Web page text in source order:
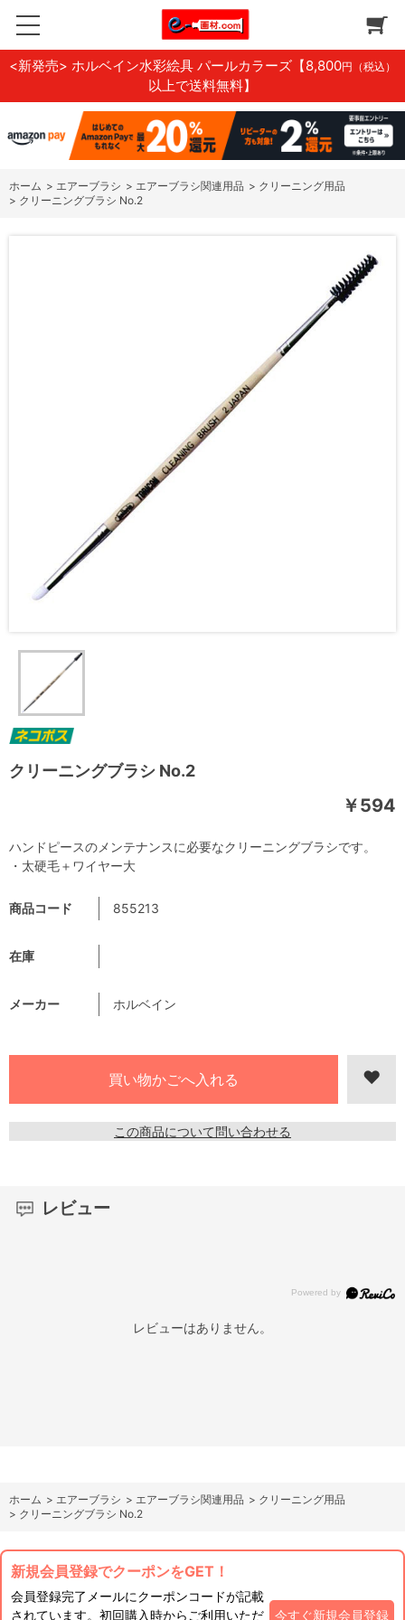
<新発売> ホルベイン水彩絵具 パールカラーズ 【8,800円（税込）
以上で送料無料】
ホーム > エアーブラシ > エアーブラシ関連用品 > クリーニング用品
> クリーニングブラシ No.2
クリーニングブラシ No.2
￥594
商品コード 855213
在庫
メーカー ホルベイン
この商品について問い合わせる
ハンドピースのメンテナンスに必要なクリーニングブラシです。
・太硬毛＋ワイヤー大
レビュー
レビューはありません。
ホーム > エアーブラシ > エアーブラシ関連用品 > クリーニング用品
> クリーニングブラシ No.2
新規会員登録でクーポンをGET！
会員登録完了メールにクーポンコードが記載
されています。初回購入時からご利用いただ
今すぐ新規会員登録